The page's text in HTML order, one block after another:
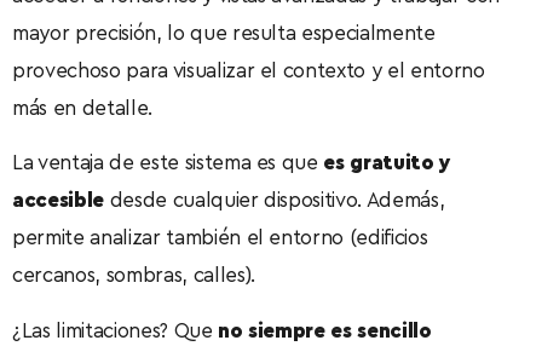
mayor precisión, lo que resulta especialmente
provechoso para visualizar el contexto y el entorno
más en detalle.
La ventaja de este sistema es que es gratuito y
accesibledesde cualquier dispositivo. Además,
permite analizar también el entorno (edificios
cercanos, sombras, calles).
¿Las limitaciones? Que no siempre es sencillo